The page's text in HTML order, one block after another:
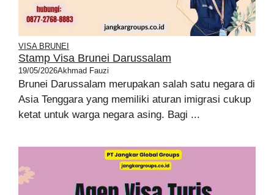
VISA BRUNEI
Stamp Visa Brunei Darussalam
19/05/2026Akhmad Fauzi
Brunei Darussalam merupakan salah satu negara di
Asia Tenggara yang memiliki aturan imigrasi cukup
ketat untuk warga negara asing. Bagi ...